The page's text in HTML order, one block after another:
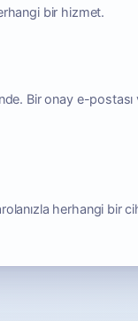
bir hizmet.
Bir onay e-postası
herhangi bir